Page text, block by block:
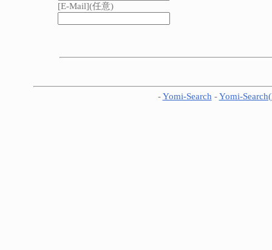
[E-Mail](任意)
-Yomi-Search -Yomi-